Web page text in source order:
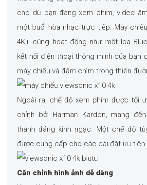
cho dù bạn đang xem phim, video
một buổi hòa nhạc trực tiếp. Máy
4K+ cũng hoạt động như một loa
kết nối điện thoại thông minh của bạn
máy chiếu và đắm chìm trong thiên
Ngoài ra, chế độ xem phim được tối
chỉnh bởi Harman Kardon, mang
thanh đáng kinh ngạc. Một chế độ
được cung cấp cho các cài đặt ưu tiên
Căn chỉnh hình ảnh dễ dàng